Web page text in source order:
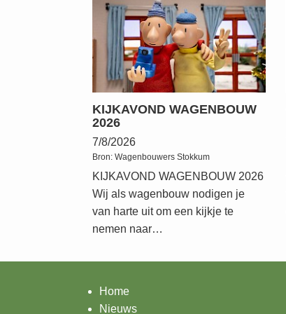
KIJKAVOND WAGENBOUW
2026
7/8/2026
Bron: Wagenbouwers Stokkum
KIJKAVOND WAGENBOUW 2026
Wij als wagenbouw nodigen je
van harte uit om een kijkje te
nemen naar…
Home
Nieuws